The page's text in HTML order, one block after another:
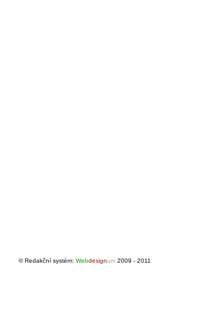
© Redakční systém: Webdesignum 2009 - 2011